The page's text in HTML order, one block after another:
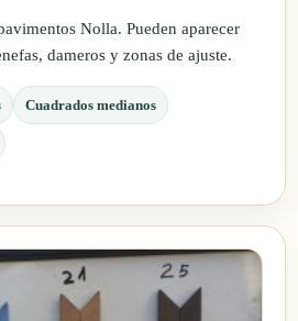
Nolla. Pueden aparecer
dameros y zonas de ajuste.
Cuadrados medianos